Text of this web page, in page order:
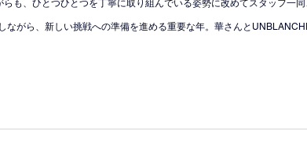
も、ひとつひとつを丁寧に取り組んでいる姿勢に改めてスタッフ一
ながら、新しい挑戦への準備を進める重要な年。華さんと